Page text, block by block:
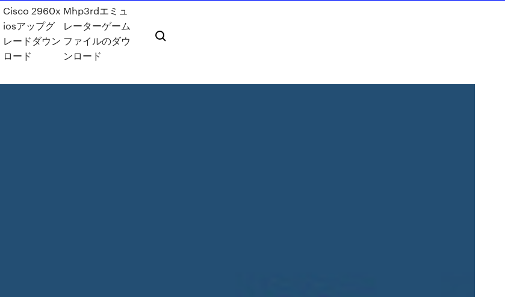
Cisco 2960x
iosアップグ
レードダウン
ロード
Mhp3rdエミュ
レーターゲーム
ファイルのダウ
ンロード